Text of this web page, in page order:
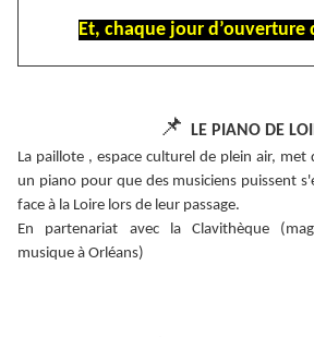
Et, chaque jour d’ouverture
📌 LE PIANO DE
La paillote , espace culturel de plein air, met
un piano pour que des musiciens puissent
face à la Loire lors de leur passage.
En partenariat avec la Clavithèque
musique à Orléans)